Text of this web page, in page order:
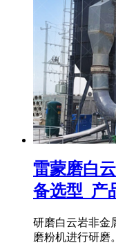
雷蒙磨白
备选型_产
研磨白云岩非金
磨粉机进行研磨